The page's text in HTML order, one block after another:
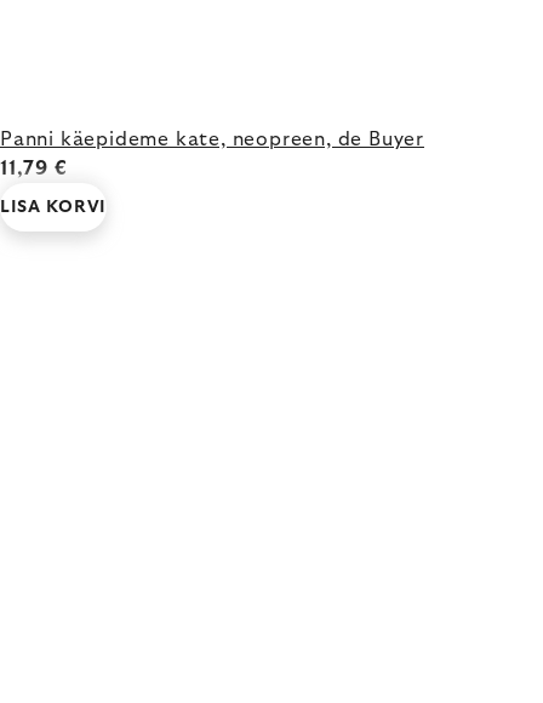
Panni käepideme kate, neopreen, de Buyer
11,79 €
LISA KORVI